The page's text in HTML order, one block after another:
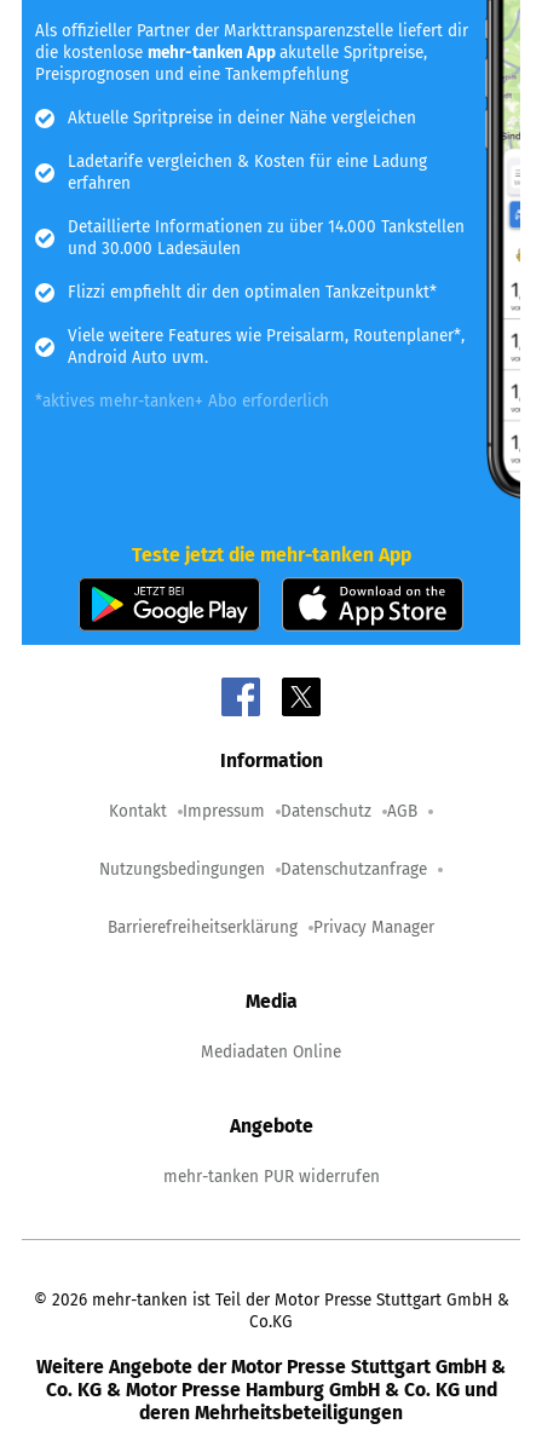
Als offizieller Partner der Markttransparenzstelle liefert dir
die kostenlosemehr-tanken Appakutelle Spritpreise,
Preisprognosen und eine Tankempfehlung
Aktuelle Spritpreise in deiner Nähe vergleichen
Ladetarife vergleichen & Kosten für eine Ladung
erfahren
Detaillierte Informationen zu über 14.000 Tankstellen
und 30.000 Ladesäulen
Flizzi empfiehlt dir den optimalen Tankzeitpunkt*
Viele weitere Features wie Preisalarm, Routenplaner*,
Android Auto uvm.
*aktives mehr-tanken+ Abo erforderlich
Teste jetzt die mehr-tanken App
Information
Kontakt Impressum Datenschutz AGB
Nutzungsbedingungen Datenschutzanfrage
Barrierefreiheitserklärung Privacy Manager
Media
Mediadaten Online
Angebote
mehr-tanken PUR widerrufen
© 2026 mehr-tanken ist Teil der Motor Presse Stuttgart GmbH &
Co.KG
Weitere Angebote der Motor Presse Stuttgart GmbH &
Co. KG & Motor Presse Hamburg GmbH & Co. KG und
deren Mehrheitsbeteiligungen